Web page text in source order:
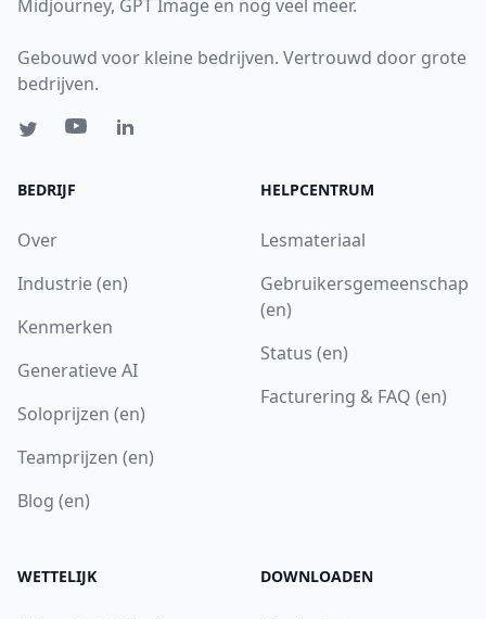
Midjourney, GPT Image en nog veel meer.
Gebouwd voor kleine bedrijven. Vertrouwd door grote
bedrijven.
BEDRIJF
Over
Industrie (en)
Kenmerken
Generatieve AI
Soloprijzen (en)
Teamprijzen (en)
Blog (en)
HELPCENTRUM
Lesmateriaal
Gebruikersgemeenschap
(en)
Status (en)
Facturering & FAQ (en)
WETTELIJK DOWNLOADEN